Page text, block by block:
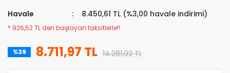
Havale 8.450,61 TL (%3,00 havale indirimi)
* 926,52 TL den başlayan taksitlerle!!
%39 8.711,97 TL 14.281,92 TL